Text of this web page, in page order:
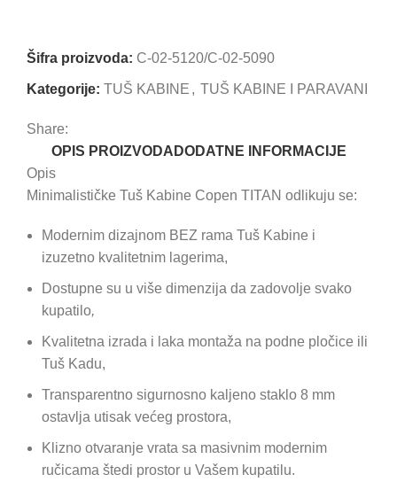
Šifra proizvoda: C-02-5120/C-02-5090
Kategorije: TUŠ KABINE , TUŠ KABINE I PARAVANI
Share:
OPIS PROIZVODA DODATNE INFORMACIJE
Opis
Minimalističke Tuš Kabine Copen TITAN odlikuju se:
Modernim dizajnom BEZ rama Tuš Kabine i
izuzetno kvalitetnim lagerima,
Dostupne su u više dimenzija da zadovolje svako
kupatilo,
Kvalitetna izrada i laka montaža na podne pločice ili
Tuš Kadu,
Transparentno sigurnosno kaljeno staklo 8 mm
ostavlja utisak većeg prostora,
Klizno otvaranje vrata sa masivnim modernim
ručicama štedi prostor u Vašem kupatilu.